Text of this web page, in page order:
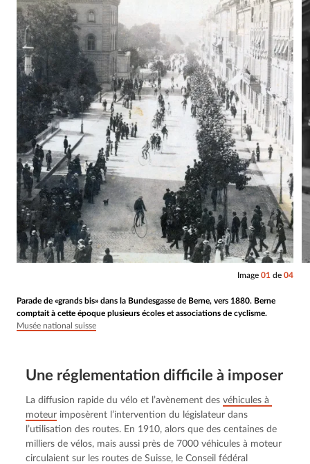
Parade de «grands bis» dans la Bundesgasse de Berne, vers 1880. Berne
comptait à cette époque plusieurs écoles et associations de cyclisme.
Musée national suisse
Image 01 de 04
Une réglemen­ta­tion difficile à imposer
La diffusion rapide du vélo et l’avènement des véhicules à
moteur imposèrent l’intervention du législateur dans
l’utilisation des routes. En 1910, alors que des centaines de
milliers de vélos, mais aussi près de 7000 véhicules à moteur
circulaient sur les routes de Suisse, le Conseil fédéral